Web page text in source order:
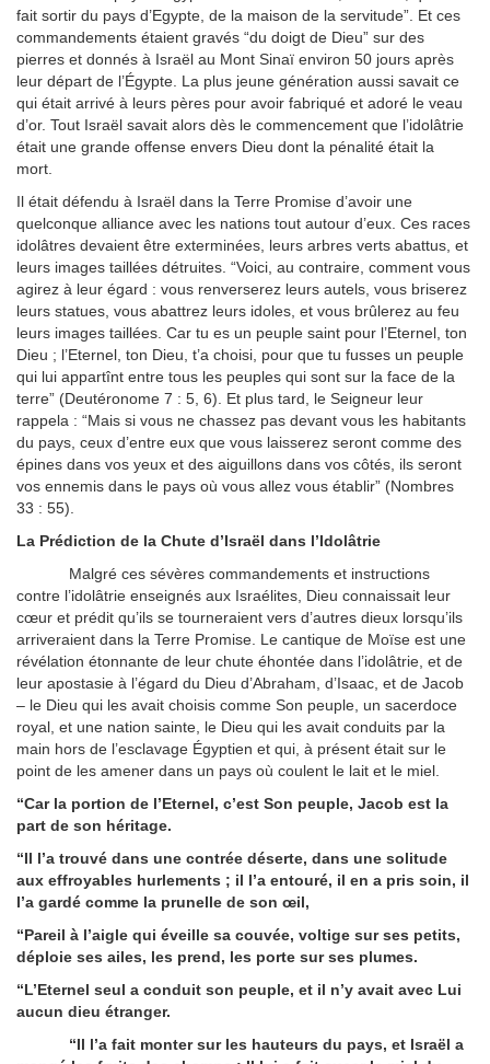
fait sortir du pays d’Egypte, de la maison de la servitude”. Et ces
commandements étaient gravés “du doigt de Dieu” sur des
pierres et donnés à Israël au Mont Sinaï environ 50 jours après
leur départ de l’Égypte. La plus jeune génération aussi savait ce
qui était arrivé à leurs pères pour avoir fabriqué et adoré le veau
d’or. Tout Israël savait alors dès le commencement que l’idolâtrie
était une grande offense envers Dieu dont la pénalité était la
mort.
Il était défendu à Israël dans la Terre Promise d’avoir une
quelconque alliance avec les nations tout autour d’eux. Ces races
idolâtres devaient être exterminées, leurs arbres verts abattus, et
leurs images taillées détruites. “Voici, au contraire, comment vous
agirez à leur égard : vous renverserez leurs autels, vous briserez
leurs statues, vous abattrez leurs idoles, et vous brûlerez au feu
leurs images taillées. Car tu es un peuple saint pour l’Eternel, ton
Dieu ; l’Eternel, ton Dieu, t’a choisi, pour que tu fusses un peuple
qui lui appartînt entre tous les peuples qui sont sur la face de la
terre” (Deutéronome 7 : 5, 6). Et plus tard, le Seigneur leur
rappela : “Mais si vous ne chassez pas devant vous les habitants
du pays, ceux d’entre eux que vous laisserez seront comme des
épines dans vos yeux et des aiguillons dans vos côtés, ils seront
vos ennemis dans le pays où vous allez vous établir” (Nombres
33 : 55).
La Prédiction de la Chute d’Israël dans l’Idolâtrie
Malgré ces sévères commandements et instructions
contre l’idolâtrie enseignés aux Israélites, Dieu connaissait leur
cœur et prédit qu’ils se tourneraient vers d’autres dieux lorsqu’ils
arriveraient dans la Terre Promise. Le cantique de Moïse est une
révélation étonnante de leur chute éhontée dans l’idolâtrie, et de
leur apostasie à l’égard du Dieu d’Abraham, d’Isaac, et de Jacob
– le Dieu qui les avait choisis comme Son peuple, un sacerdoce
royal, et une nation sainte, le Dieu qui les avait conduits par la
main hors de l’esclavage Égyptien et qui, à présent était sur le
point de les amener dans un pays où coulent le lait et le miel.
“Car la portion de l’Eternel, c’est Son peuple, Jacob est la
part de son héritage.
“Il l’a trouvé dans une contrée déserte, dans une solitude
aux effroyables hurlements ; il l’a entouré, il en a pris soin, il
l’a gardé comme la prunelle de son œil,
“Pareil à l’aigle qui éveille sa couvée, voltige sur ses petits,
déploie ses ailes, les prend, les porte sur ses plumes.
“L’Eternel seul a conduit son peuple, et il n’y avait avec Lui
aucun dieu étranger.
“Il l’a fait monter sur les hauteurs du pays, et Israël a